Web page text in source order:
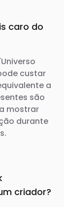
caro do
custar
a
são
mostrar
durante
criador?